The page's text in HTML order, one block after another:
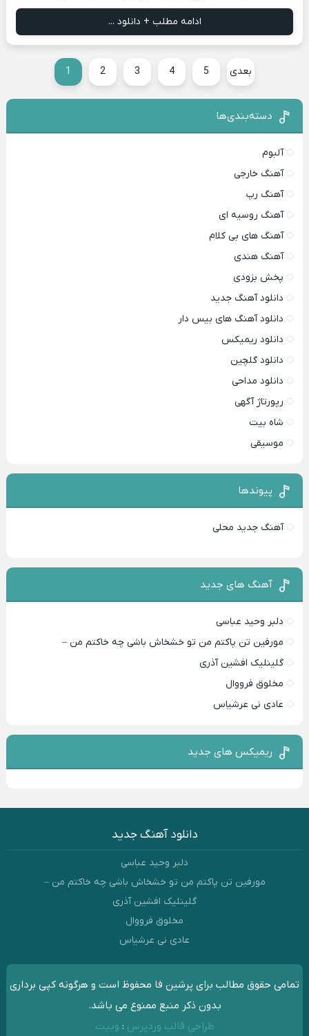
ادامه مطلب + دانلود ...
1 2 3 4 5 بعدی
دسته‌بندی‌ها
آلبوم
آهنگ خارجی
آهنگ رپ
آهنگ روسیه ای
آهنگ های بی کلام
آهنگ هندی
پخش بزودی
دانلود آهنگ جدید
دانلود آهنگ های بیس دار
دانلود ریمیکس
دانلود گلچین
دانلود مداحی
رپورتاژ آگهی
شاه بیت
موسیقی
پیوندها
آهنگ جدید محلی
آهنگ های جدید
دلبر وحید عباسی
مورفین تن پاکتم من تو خشخاش باشی چه خاکتم من –
گلینلیک افشین آذری
مخلوق فرووال
عادی نی عرشیاس
ریمیکس های جدید
دانلود آهنگ جدید
دلبر وحید عباسی
مورفین تن پاکتم من تو خشخاش باشی چه خاکتم من –
گلینلیک افشین آذری
مخلوق فرووال
عادی نی عرشیاس
تمامی حقوق مطالب برای پرشین فا محفوظ است و هرگونه کپی برداری
بدون ذکر منبع ممنوع می باشد.
طراحی قالب وردپرس : وبیت